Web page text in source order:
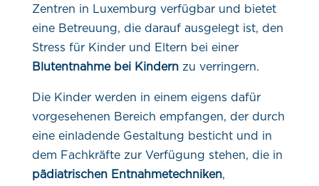
Zentren in Luxemburg verfügbar und bietet
eine Betreuung, die darauf ausgelegt ist, den
Stress für Kinder und Eltern bei einer
Blutentnahme bei Kindernzu verringern.
Die Kinder werden in einem eigens dafür
vorgesehenen Bereich empfangen, der durch
eine einladende Gestaltung besticht und in
dem Fachkräfte zur Verfügung stehen, die in
pädiatrischen Entnahmetechniken,